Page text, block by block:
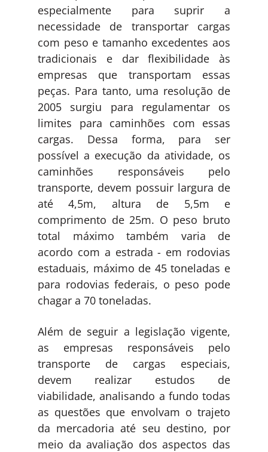
especialmente para suprir a
necessidade de transportar cargas
com peso e tamanho excedentes aos
tradicionais e dar flexibilidade às
empresas que transportam essas
peças. Para tanto, uma resolução de
2005 surgiu para regulamentar os
limites para caminhões com essas
cargas. Dessa forma, para ser
possível a execução da atividade, os
caminhões responsáveis pelo
transporte, devem possuir largura de
até 4,5m, altura de 5,5m e
comprimento de 25m. O peso bruto
total máximo também varia de
acordo com a estrada - em rodovias
estaduais, máximo de 45 toneladas e
para rodovias federais, o peso pode
chagar a 70 toneladas.
Além de seguir a legislação vigente,
as empresas responsáveis pelo
transporte de cargas especiais,
devem realizar estudos de
viabilidade, analisando a fundo todas
as questões que envolvam o trajeto
da mercadoria até seu destino, por
meio da avaliação dos aspectos das